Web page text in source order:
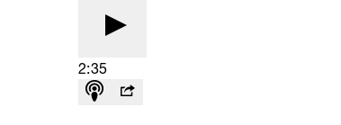
2:35